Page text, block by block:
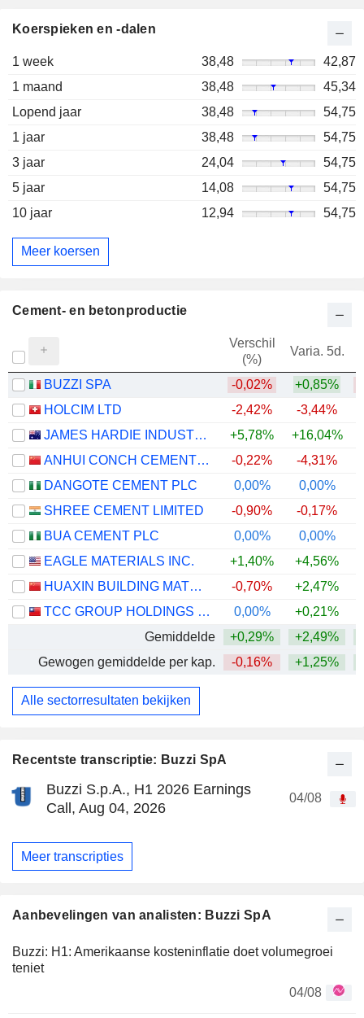
Recentste transcriptie: Buzzi SpA
Buzzi S.p.A., H1 2026 Earnings
Call, Aug 04, 2026
04/08
Meer transcripties
Aanbevelingen van analisten: Buzzi SpA
Buzzi: H1: Amerikaanse kosteninflatie doet volumegroei
teniet
04/08
Koerspieken en -dalen
1 week 38,48
42,87
1 maand
38,48
45,34
Lopend jaar
38,48
54,75
1 jaar
38,48
54,75
3 jaar
24,04
54,75
5 jaar
14,08
54,75
10 jaar
12,94 54,75
Meer koersen
Cement- en betonproductie
Verschil
(%)
Varia. 5d.
BUZZI SPA -0,02% +0,85%
HOLCIM LTD
-2,42% -3,44%
JAMES HARDIE INDUSTRIES PLC
+5,78% +16,04%
ANHUI CONCH CEMENT COMPANY LIMITED
-0,22% -4,31%
DANGOTE CEMENT PLC
0,00% 0,00%
SHREE CEMENT LIMITED
-0,90% -0,17%
BUA CEMENT PLC
0,00% 0,00%
EAGLE MATERIALS INC.
+1,40% +4,56%
HUAXIN BUILDING MATERIALS GROUP CO., LTD.
-0,70% +2,47%
TCC GROUP HOLDINGS CO., LTD.
0,00% +0,21%
Gemiddelde
+0,29% +2,49%
Gewogen gemiddelde per kap.
-0,16% +1,25%
Alle sectorresultaten bekijken